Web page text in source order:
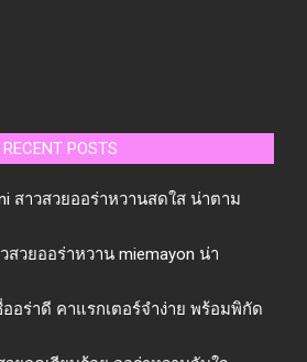
RECENT POSTS
สาวสวยออร่าหวานสดใส น่าตาม
สวยออร่าหวาน miemayon น่า
ออร่าดี คาแรกเตอร์จำง่าย พร้อมพิกัด